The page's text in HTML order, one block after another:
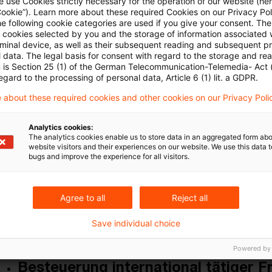
gefunden
Nationaler "Switch-over" zur
Der Bundesfinanzhof (BFH) in einem aktuellen
internationalen Steuerrechts entschieden. Der in
(AStG) geregelte Wechsel in der Methode zur
bestimmten Auslandsgewinnen erfordert, dass
Originaldatum 30. Mai 2025 Kategorien
Besteuerung international tätiger
Learn more about these required Cookies on our Privacy
following cookie categories are used if you give your consent.
cookies selected by you and the storage of information associated
device, as well as their subsequent reading and subsequent
data. The legal basis for consent with regard to the storage and
is Section 25 (1) of the German Telecommunication-Telemedia- Act
to the processing of personal data, Article 6 (1) lit. a GDPR.
about these required cookies and other cookies on our Privacy
Analytics cookies:
The analytics cookies enable us to store data in an aggregated form
website visitors and their experiences on our website. We use this data
bugs and improve the experience for all visitors.
Agree to all Reject all
Save individual choice
Powered by